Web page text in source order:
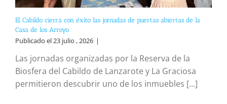
El Cabildo cierra con éxito las jornadas de puertas abiertas de la
Casa de los Arroyo
Publicado el 23 julio , 2026 |
Las jornadas organizadas por la Reserva de la
Biosfera del Cabildo de Lanzarote y La Graciosa
permitieron descubrir uno de los inmuebles [...]